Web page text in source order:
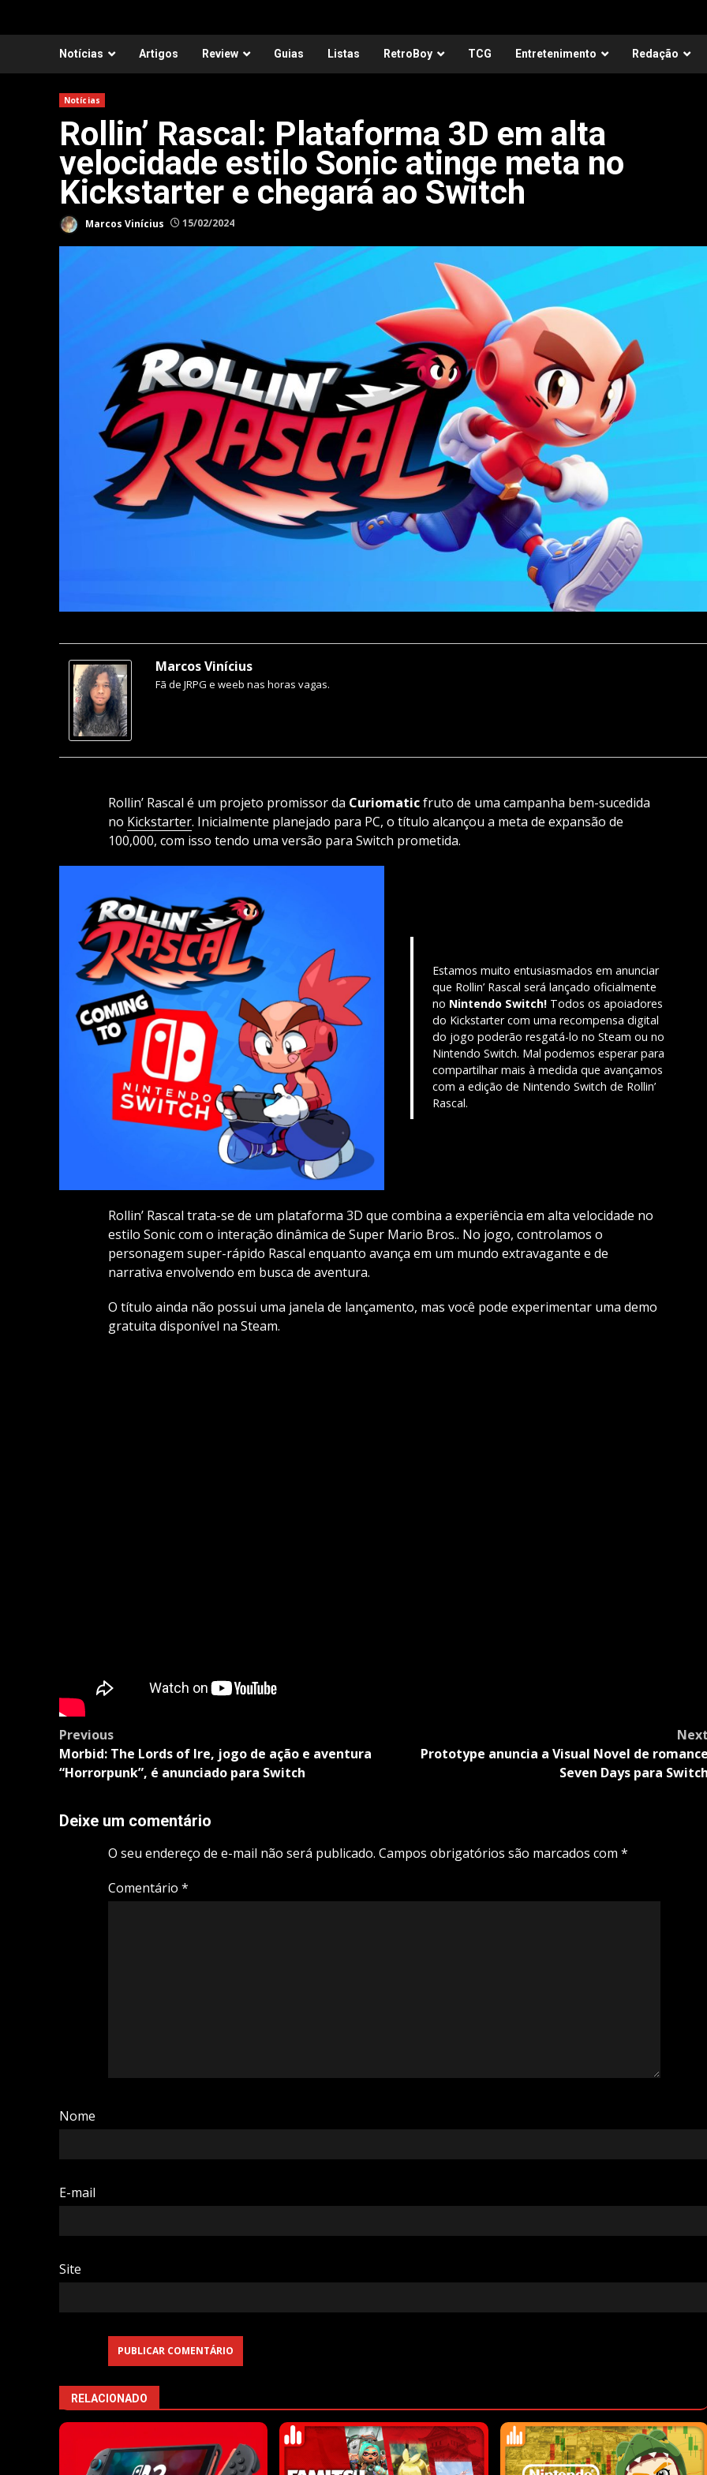
Notícias Artigos Review Guias Listas RetroBoy TCG Entretenimento Redação
Notícias
Rollin’ Rascal: Plataforma 3D em alta
velocidade estilo Sonic atinge meta no
Kickstarter e chegará ao Switch
Marcos Vinícius 15/02/2024
Marcos Vinícius
Fã de JRPG e weeb nas horas vagas.
Rollin’ Rascal é um projeto promissor da Curiomaticfruto de uma campanha bem-sucedida
no Kickstarter. Inicialmente planejado para PC, o título alcançou a meta de expansão de
100,000, com isso tendo uma versão para Switch prometida.
Estamos muito entusiasmados em anunciar
que Rollin’ Rascal será lançado oficialmente
no Nintendo Switch! Todos os apoiadores
do Kickstarter com uma recompensa digital
do jogo poderão resgatá-lo no Steam ou no
Nintendo Switch. Mal podemos esperar para
compartilhar mais à medida que avançamos
com a edição de Nintendo Switch de Rollin’
Rascal.
Rollin’ Rascal trata-se de um plataforma 3D que combina a experiência em alta velocidade no
estilo Sonic com o interação dinâmica de Super Mario Bros.. No jogo, controlamos o
personagem super-rápido Rascal enquanto avança em um mundo extravagante e de
narrativa envolvendo em busca de aventura.
O título ainda não possui uma janela de lançamento, mas você pode experimentar uma demo
gratuita disponível na Steam.
Post
navigation
Previous
Morbid: The Lords of Ire, jogo de ação e aventura
“Horrorpunk”, é anunciado para Switch
Prototype anuncia a Visual Novel de
Seven Days para
Deixe um comentário
O seu endereço de e-mail não será publicado. Campos obrigatórios são marcados com *
Comentário *
Nome
E-mail
Site
RELACIONADO